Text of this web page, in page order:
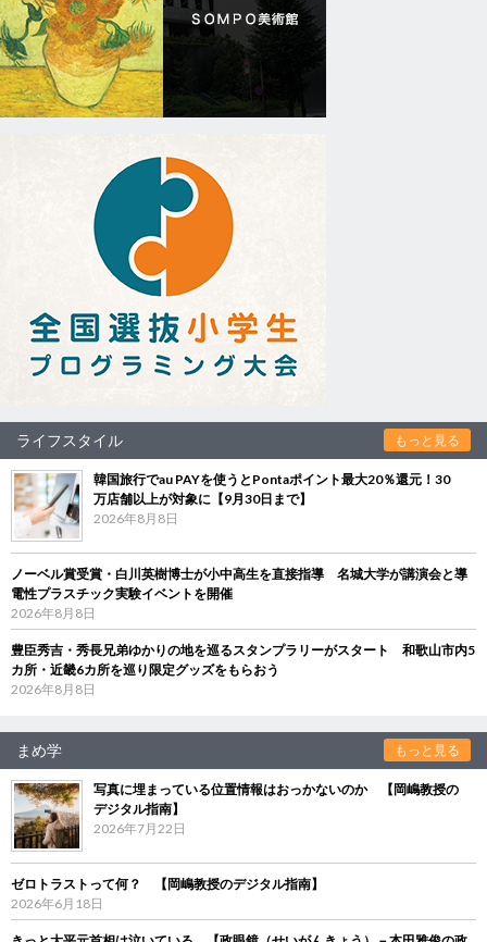
ライフスタイル もっと見る
韓国旅行でau PAYを使うとPontaポイント最大20％還元！30
万店舗以上が対象に【9月30日まで】
2026年8月8日
ノーベル賞受賞・白川英樹博士が小中高生を直接指導 名城大学が講演会と導
電性プラスチック実験イベントを開催
2026年8月8日
豊臣秀吉・秀長兄弟ゆかりの地を巡るスタンプラリーがスタート 和歌山市内5
カ所・近畿6カ所を巡り限定グッズをもらおう
2026年8月8日
まめ学 もっと見る
写真に埋まっている位置情報はおっかないのか 【岡嶋教授の
デジタル指南】
2026年7月22日
ゼロトラストって何？ 【岡嶋教授のデジタル指南】
2026年6月18日